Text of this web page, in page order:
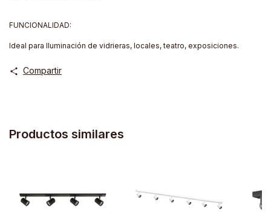
FUNCIONALIDAD:
Ideal para Iluminación de vidrieras, locales, teatro, exposiciones.
Compartir
Productos similares